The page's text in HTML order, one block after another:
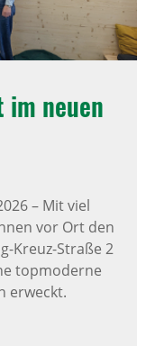
im neuen
– Mit viel
vor Ort den
Kreuz-Straße 2
topmoderne
erweckt.